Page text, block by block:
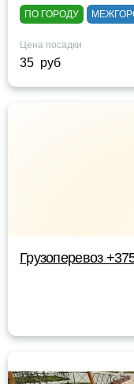
ПО ГОРОДУ
Цена посадки
35 руб
Грузоперевоз